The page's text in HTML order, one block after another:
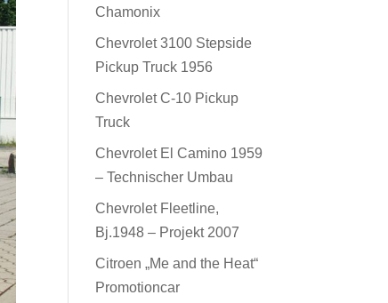
Chamonix
Chevrolet 3100 Stepside
Pickup Truck 1956
Chevrolet C-10 Pickup
Truck
Chevrolet El Camino 1959
– Technischer Umbau
Chevrolet Fleetline,
Bj.1948 – Projekt 2007
Citroen „Me and the Heat“
Promotioncar